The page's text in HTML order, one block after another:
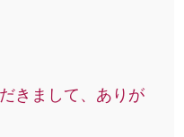
きまして、ありが